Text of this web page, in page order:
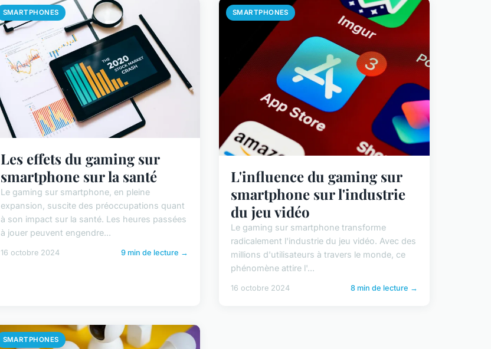
SMARTPHONES
Les effets du gaming sur
smartphone sur la santé
Le gaming sur smartphone, en pleine
expansion, suscite des préoccupations quant
à son impact sur la santé. Les heures passées
à jouer peuvent engendre...
16 octobre 2024 9 min de lecture →
SMARTPHONES
L'influence du gaming sur
smartphone sur l'industrie
du jeu vidéo
Le gaming sur smartphone transforme
radicalement l'industrie du jeu vidéo. Avec des
millions d'utilisateurs à travers le monde, ce
phénomène attire l'...
16 octobre 2024 8 min de lecture →
SMARTPHONES